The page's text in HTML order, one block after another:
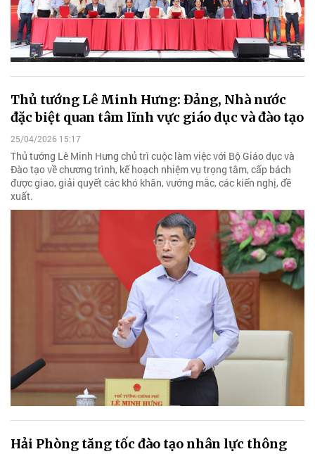
Thủ tướng Lê Minh Hưng: Đảng, Nhà nước
đặc biệt quan tâm lĩnh vực giáo dục và đào tạo
25/04/2026 15:17
Thủ tướng Lê Minh Hưng chủ trì cuộc làm việc với Bộ Giáo dục và
Đào tạo về chương trình, kế hoạch nhiệm vụ trọng tâm, cấp bách
được giao, giải quyết các khó khăn, vướng mắc, các kiến nghị, đề
xuất.
Hải Phòng tăng tốc đào tạo nhân lực thông